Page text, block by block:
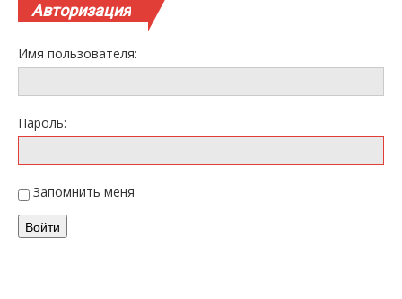
Авторизация
Имя пользователя:
Пароль:
Запомнить меня
Войти